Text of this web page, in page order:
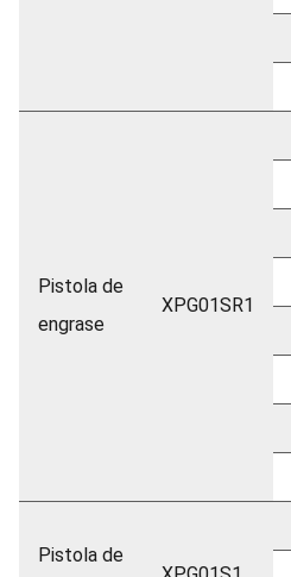
Pistola de
engrase
XPG01SR1
Pistola de